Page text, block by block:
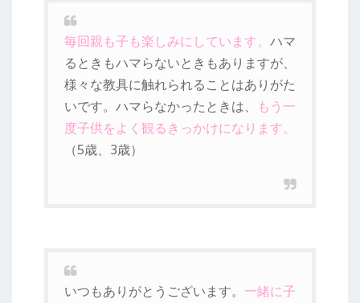
毎回親も子も楽しみにしています。 ハマ
るときもハマらないときもありますが、
様々な教具に触れられることはありがた
いです。ハマらなかったときは、
もう一
度子供をよく観るきっかけになります。
（5歳、3歳）
いつもありがとうございます。 一緒に子